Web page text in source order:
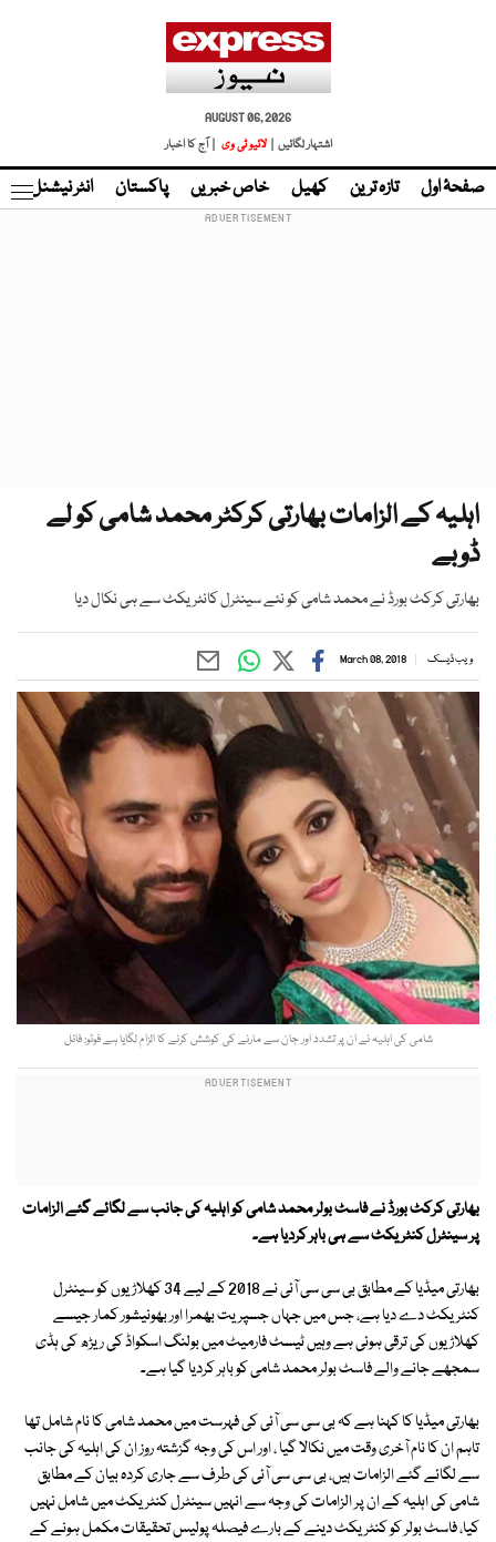
AUGUST 06, 2026
اشتہار لگائیں |
لائیو ٹی وی | آج کا اخبار
صفحۂ اول تازہ ترین کھیل خاص خبریں پاکستان انٹر نیشنل
اہلیہ کے الزامات بھارتی کرکٹر محمد شامی کو لے
ڈوبے
بھارتی کرکٹ بورڈ نے محمد شامی کو نئے سینٹرل کانٹریکٹ سے ہی نکال دیا
ویب ڈیسک March 08, 2018
شامی کی اہلیہ نے ان پر تشدد اور جان سے مارنے کی کوشش کرنے کا الزام لگایا ہے فوٹو: فائل
بھارتی کرکٹ بورڈ نے فاسٹ بولر محمد شامی کو اہلیہ کی جانب سے لگائے گئے الزامات
پر سینٹرل کنٹریکٹ سے ہی باہر کردیا ہے۔
بھارتی میڈیا کے مطابق بی سی سی آئی نے 2018 کے لیے 34 کھلاڑیوں کو سینٹرل
کنٹریکٹ دے دیا ہے، جس میں جہاں جسپریت بھمرا اور بھونیشور کمار جیسے
کھلاڑیوں کی ترقی ہوئی ہے وہیں ٹیسٹ فارمیٹ میں بولنگ اسکواڈ کی ریڑھ کی ہڈی
سمجھے جانے والے فاسٹ بولر محمد شامی کو باہر کردیا گیا ہے۔
بھارتی میڈیا کا کہنا ہے کہ بی سی سی آئی کی فہرست میں محمد شامی کا نام شامل تھا
تاہم ان کا نام آخری وقت میں نکالا گیا ، اور اس کی وجہ گزشتہ روز ان کی اہلیہ کی جانب
سے لگائے گئے الزامات ہیں، بی سی سی آئی کی طرف سے جاری کردہ بیان کے مطابق
شامی کی اہلیہ کے ان پر الزامات کی وجہ سے انہیں سینٹرل کنٹریکٹ میں شامل نہیں
کیا، فاسٹ بولر کو کنٹریکٹ دینے کے بارے فیصلہ پولیس تحقیقات مکمل ہونے کے